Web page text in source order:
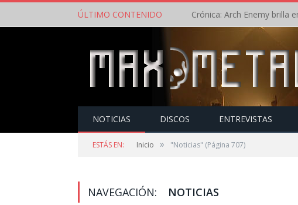
ÚLTIMO CONTENIDO
NOTICIAS DISCOS ENTREVISTAS
ESTÁS EN: Inicio » "Noticias" (Página 707)
NAVEGACIÓN: NOTICIAS